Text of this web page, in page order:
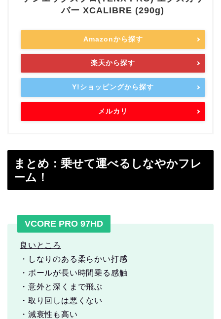
バー XCALIBRE (290g)
Amazonから探す
楽天から探す
Y!ショッピングから探す
メルカリ
まとめ：乗せて運べるしなやかフレ
ーム！
VCORE PRO 97HD
良いところ
・しなりのある柔らかい打感
・ボールが長い時間乗る感触
・意外と深くまで飛ぶ
・取り回しは悪くない
・減衰性も高い